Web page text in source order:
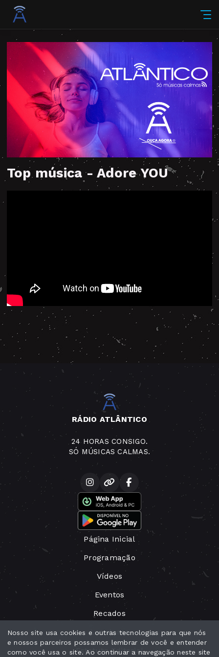
Top música - Adore YOU
RÁDIO ATLÂNTICO
24 HORAS CONSIGO.
SÓ MÚSICAS CALMAS.
Página Inicial
Programação
Vídeos
Eventos
Recados
Locutores
Estatuto Editorial
Nosso site usa cookies e outras tecnologias para que nós
e nossos parceiros possamos lembrar de você e entender
como você usa o site. Ao continuar a navegação neste site